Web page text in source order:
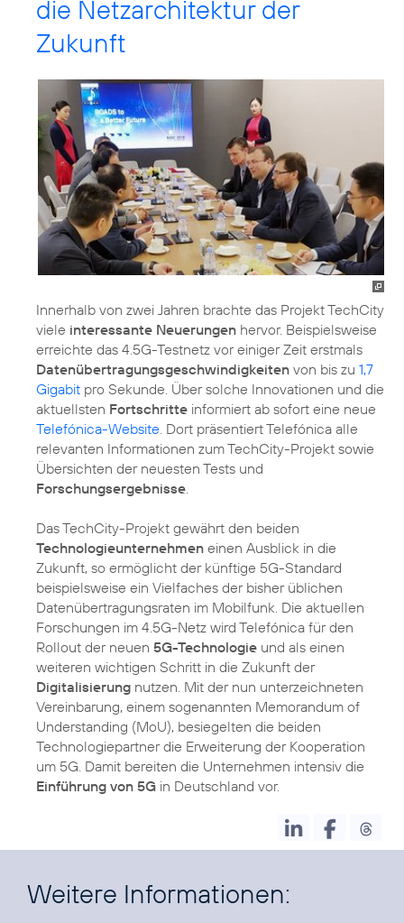
die Netzarchitektur der
Zukunft
Innerhalb von zwei Jahren brachte das Projekt TechCity
viele interessante Neuerungen hervor. Beispielsweise
erreichte das 4.5G-Testnetz vor einiger Zeit erstmals
Datenübertragungsgeschwindigkeiten von bis zu 1,7
Gigabit pro Sekunde. Über solche Innovationen und die
aktuellsten Fortschritte informiert ab sofort eine neue
Telefónica-Website . Dort präsentiert Telefónica alle
relevanten Informationen zum TechCity-Projekt sowie
Übersichten der neuesten Tests und
Forschungsergebnisse
Das TechCity-Projekt gewährt den beiden
Technologieunternehmen einen Ausblick in die
Zukunft, so ermöglicht der künftige 5G-Standard
beispielsweise ein Vielfaches der bisher üblichen
Datenübertragungsraten im Mobilfunk. Die aktuellen
Forschungen im 4.5G-Netz wird Telefónica für den
Rollout der neuen 5G-Technologie und als einen
weiteren wichtigen Schritt in die Zukunft der
Digitalisierung nutzen. Mit der nun unterzeichneten
Vereinbarung, einem sogenannten Memorandum of
Understanding (MoU), besiegelten die beiden
Technologiepartner die Erweiterung der Kooperation
um 5G. Damit bereiten die Unternehmen intensiv die
Einführung von 5G in Deutschland vor.
Weitere Informationen: